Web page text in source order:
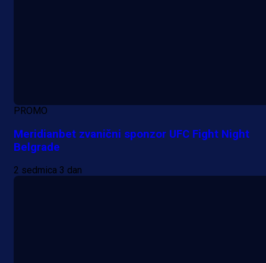
PROMO
Meridianbet zvanični sponzor UFC Fight Night
Belgrade
2 sedmica 3 dan